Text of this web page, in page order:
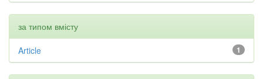
за типом вмісту
1
Article